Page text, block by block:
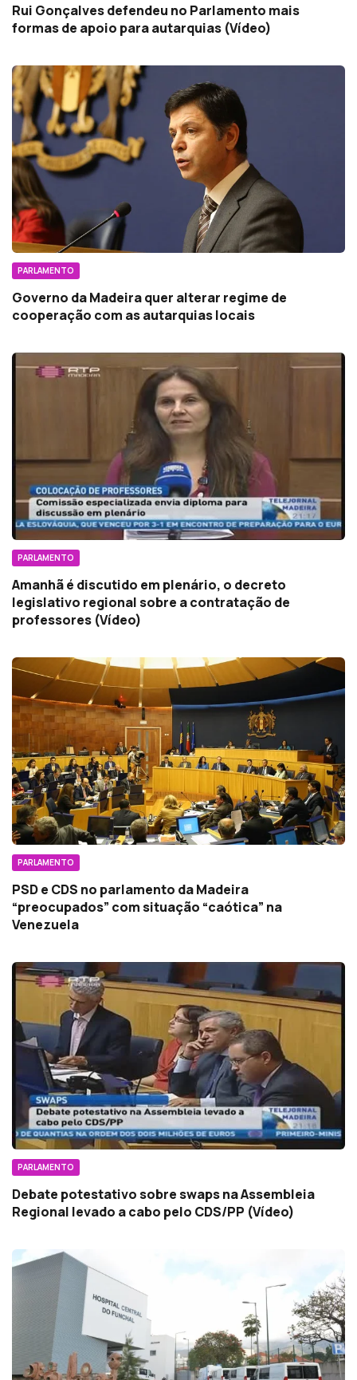
Rui Gonçalves defendeu no Parlamento mais
formas de apoio para autarquias (Vídeo)
PARLAMENTO
Governo da Madeira quer alterar regime de
cooperação com as autarquias locais
PARLAMENTO
Amanhã é discutido em plenário, o decreto
legislativo regional sobre a contratação de
professores (Vídeo)
PARLAMENTO
PSD e CDS no parlamento da Madeira
“preocupados” com situação “caótica” na
Venezuela
PARLAMENTO
Debate potestativo sobre swaps na Assembleia
Regional levado a cabo pelo CDS/PP (Vídeo)